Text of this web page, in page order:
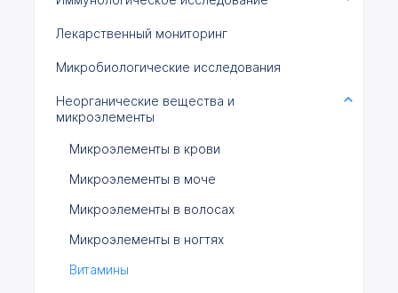
Лекарственный мониторинг
Микробиологические исследования
Неорганические вещества и
микроэлементы
Микроэлементы в крови
Микроэлементы в моче
Микроэлементы в волосах
Микроэлементы в ногтях
Витамины